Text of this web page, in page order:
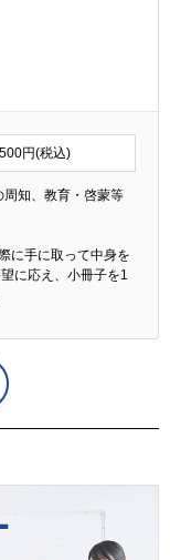
円(税込)
知、教育・啓蒙等
に手に取って中身を
に応え、小冊子を1